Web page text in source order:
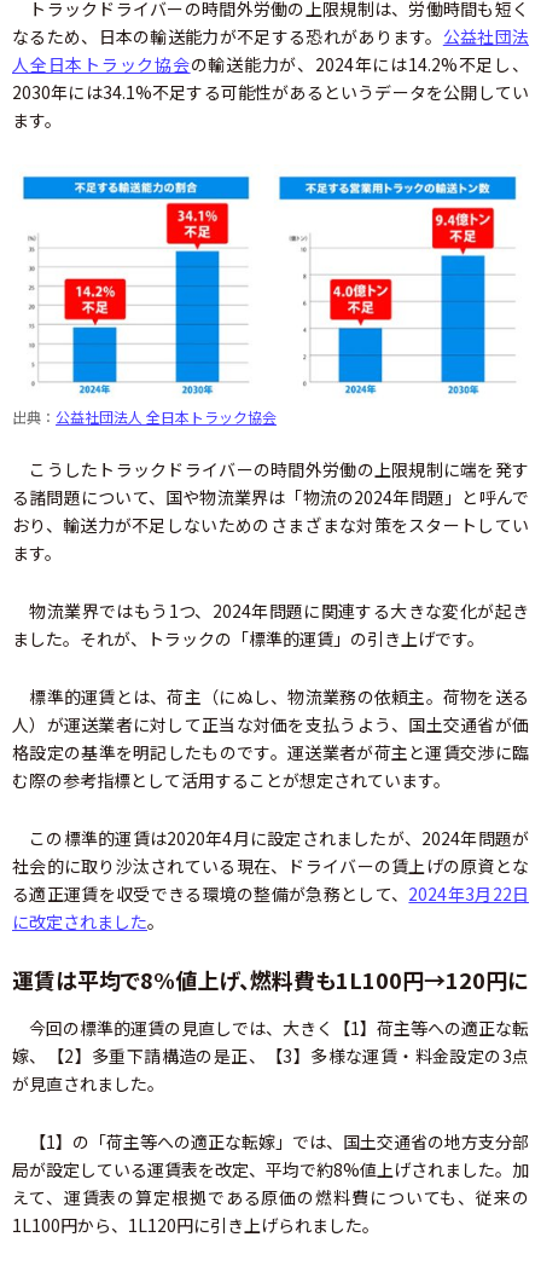
トラックドライバーの時間外労働の上限規制は、労働時間も短く
なるため、日本の輸送能力が不足する恐れがあります。 公益社団法
人全日本トラック協会の輸送能力が、2024年には14.2%不足し、
2030年には34.1%不足する可能性があるというデータを公開してい
ます。
出典： 公益社団法人 全日本トラック協会
こうしたトラックドライバーの時間外労働の上限規制に端を発す
る諸問題について、国や物流業界は「物流の2024年問題」と呼んで
おり、輸送力が不足しないためのさまざまな対策をスタートしてい
ます。
物流業界ではもう1つ、2024年問題に関連する大きな変化が起き
ました。それが、トラックの「標準的運賃」の引き上げです。
標準的運賃とは、荷主（にぬし、物流業務の依頼主。荷物を送る
人）が運送業者に対して正当な対価を支払うよう、国土交通省が価
格設定の基準を明記したものです。運送業者が荷主と運賃交渉に臨
む際の参考指標として活用することが想定されています。
この標準的運賃は2020年4月に設定されましたが、2024年問題が
社会的に取り沙汰されている現在、ドライバーの賃上げの原資とな
る適正運賃を収受できる環境の整備が急務として、 2024年3月22日
に改定されました。
運賃は平均で8%値上げ、燃料費も1L100円→120円に
今回の標準的運賃の見直しでは、大きく【1】荷主等への適正な転
嫁、【2】多重下請構造の是正、【3】多様な運賃・料金設定の3点
が見直されました。
【1】の「荷主等への適正な転嫁」では、国土交通省の地方支分部
局が設定している運賃表を改定、平均で約8%値上げされました。加
えて、運賃表の算定根拠である原価の燃料費についても、従来の
1L100円から、1L120円に引き上げられました。